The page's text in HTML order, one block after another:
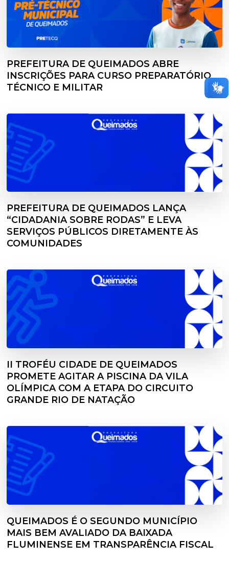
PREFEITURA DE QUEIMADOS ABRE
INSCRIÇÕES PARA CURSO PREPARATÓRIO
TÉCNICO E MILITAR
PREFEITURA DE QUEIMADOS LANÇA
“CIDADANIA SOBRE RODAS” E LEVA
SERVIÇOS PÚBLICOS DIRETAMENTE ÀS
COMUNIDADES
II TROFÉU CIDADE DE QUEIMADOS
PROMETE AGITAR A PISCINA DA VILA
OLÍMPICA COM A ETAPA DO CIRCUITO
GRANDE RIO DE NATAÇÃO
QUEIMADOS É O SEGUNDO MUNICÍPIO
MAIS BEM AVALIADO DA BAIXADA
FLUMINENSE EM TRANSPARÊNCIA FISCAL